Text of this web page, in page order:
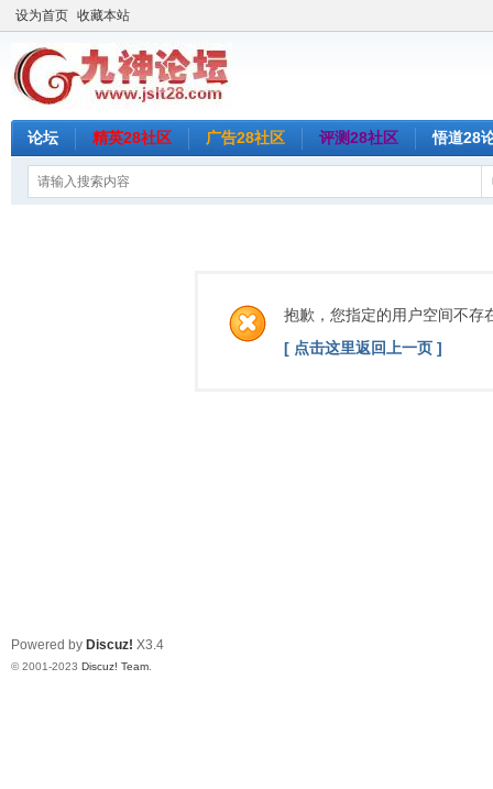
设为首页 收藏本站
论坛 精英28社区 广告28社区 评测28社区 悟道28
抱歉，您指定的用户空间不存
[ 点击这里返回上一页 ]
Powered by Discuz! X3.4
© 2001-2023 Discuz! Team